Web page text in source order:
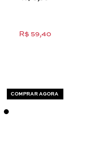
R$ 59,40
COMPRAR AGORA